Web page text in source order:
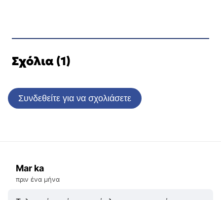
Σχόλια (1)
Συνδεθείτε για να σχολιάσετε
Mar ka
πριν ένα μήνα